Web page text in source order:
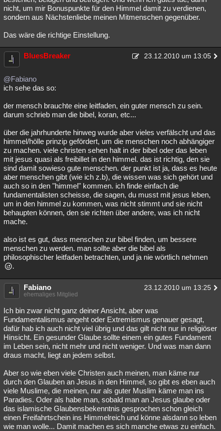
nicht, um mir Bonuspunkte für den Himmel damit zu verdienen,
sondern aus Nächstenliebe meinen Mitmenschen gegenüber.
Das wäre die richtige Einstellung.
BluesBreaker 23.12.2010 um 13:05
@Fabiano
ich sehe das so:
der mensch brauchte eine leitfaden, ein guter mensch zu sein.
darum schrieb man die bibel, koran, etc...
über die jahrhunderte hinweg wurde aber vieles verfälscht und das
himmel/hölle prinzip gefördert, um die menschen noch abhängiger
zu machen. viele christen sehen halt in der bibel oder das leben
mit jesus quasi als freibillet in den himmel. das ist richtig, den sie
sind damit sowieso gute menschen. der punkt ist ja, dass es heute
aber menschen gibt (wie ich z.b), die wissen was sich gehört und
auch so in den "himmel" kommen. ich finde einfach die
fundamentalisten scheisse, die sagen, du musst mit jesus leben,
um in den himmel zu kommen, was nicht stimmt und sie nicht
behaupten können, den sie richten über andere, was ich nicht
mache.
also ist es gut, dass menschen zur bibel finden, um bessere
menschen zu werden. man sollte aber die bibel als
philosophischer leitfaden betrachten, und ja nie wörtlich nehmen
.
Fabiano 23.12.2010 um 13:25
ehemaliges Mitglied
Ich bin zwar nicht ganz deiner Ansicht, aber was
Fundamentalismus angeht oder Extremismus genauer gesagt,
dafür hab ich auch nicht viel übrig und das gilt nicht nur in religiöser
Hinsicht. Ein gesunder Glaube sollte einem ein gutes Fundament
im Leben sein, nicht mehr und nicht weniger. Und was man dann
draus macht, liegt an jedem selbst.
Aber so wie eben viele Christen auch meinen, man käme nur
durch den Glauben an Jesus in den Himmel, so gibt es eben auch
viele Muslime, die meinen, nur als guter Muslim käme man ins
Paradies. Oder als habe man, sobald man an Jesus glaube oder
das islamische Glaubensbekenntnis gesprochen schon gleich
einen Freifahrtschein ins Himmelreich und könne alsdann so leben
wie man wolle... Damit machen es sich manche etwas zu einfach.